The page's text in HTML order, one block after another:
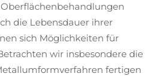
die Lebensdauer ihrer
sich Möglichkeiten für
wir insbesondere die
fertigen